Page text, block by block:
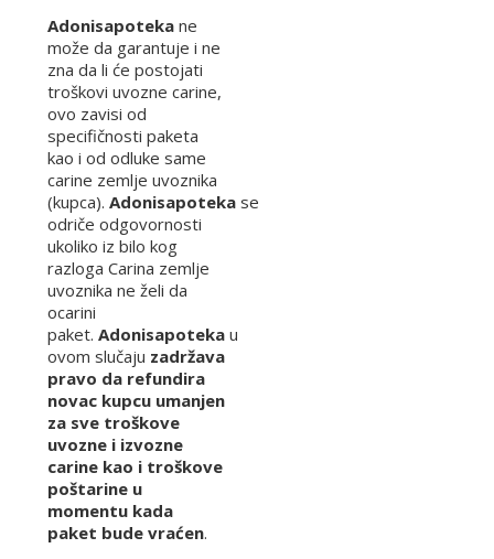
Adonisapoteka ne
može da garantuje i ne
zna da li će postojati
troškovi uvozne carine,
ovo zavisi od
specifičnosti paketa
kao i od odluke same
carine zemlje uvoznika
(kupca). Adonisapoteka se
odriče odgovornosti
ukoliko iz bilo kog
razloga Carina zemlje
uvoznika ne želi da
ocarini
paket. Adonisapoteka u
ovom slučaju zadržava
pravo da refundira
novac kupcu umanjen
za sve troškove
uvozne i izvozne
carine kao i troškove
poštarine u
momentu kada
paket bude vraćen.